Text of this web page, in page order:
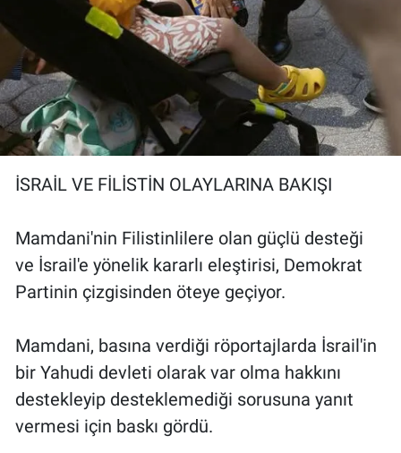
İSRAİL VE FİLİSTİN OLAYLARINA BAKIŞI
Mamdani'nin Filistinlilere olan güçlü desteği
ve İsrail'e yönelik kararlı eleştirisi, Demokrat
Partinin çizgisinden öteye geçiyor.
Mamdani, basına verdiği röportajlarda İsrail'in
bir Yahudi devleti olarak var olma hakkını
destekleyip desteklemediği sorusuna yanıt
vermesi için baskı gördü.